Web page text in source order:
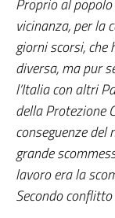
Proprio al
vicinanza, per la
giorni scorsi,
diversa, ma pur
l’Italia con altri
della Protezione
conseguenze
grande
lavoro era la
Secondo